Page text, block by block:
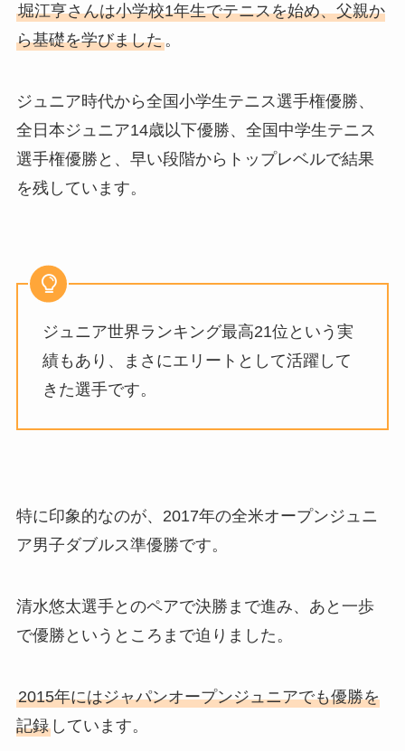
堀江亨さんは小学校1年生でテニスを始め、父親か
ら基礎を学びました。
ジュニア時代から全国小学生テニス選手権優勝、
全日本ジュニア14歳以下優勝、全国中学生テニス
選手権優勝と、早い段階からトップレベルで結果
を残しています。
ジュニア世界ランキング最高21位という実
績もあり、まさにエリートとして活躍して
きた選手です。
特に印象的なのが、2017年の全米オープンジュニ
ア男子ダブルス準優勝です。
清水悠太選手とのペアで決勝まで進み、あと一歩
で優勝というところまで迫りました。
2015年にはジャパンオープンジュニアでも優勝を
記録しています。